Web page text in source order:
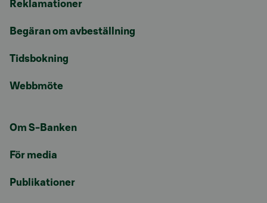
Reklamationer
Begäran om avbeställning
Tidsbokning
Webbmöte
Om S-Banken
För media
Publikationer